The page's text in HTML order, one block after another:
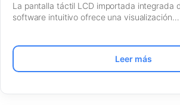
La pantalla táctil LCD importada integrada
software intuitivo ofrece una visualización…
Leer más